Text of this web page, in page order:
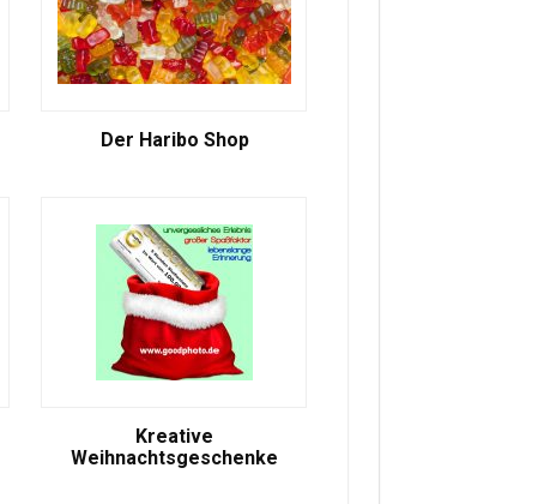
Der Haribo Shop
Kreative
Weihnachtsgeschenke